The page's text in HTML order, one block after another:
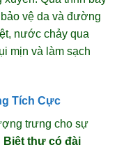
vệ da và đường
nước chảy qua
mịn và làm sạch
Tích Cực
trưng cho sự
Biệt thự có đài